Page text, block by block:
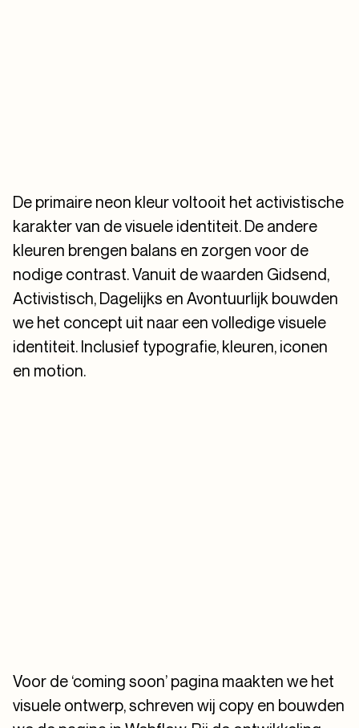
De primaire neon kleur voltooit het activistische
karakter van de visuele identiteit. De andere
kleuren brengen balans en zorgen voor de
nodige contrast. Vanuit de waarden Gidsend,
Activistisch, Dagelijks en Avontuurlijk bouwden
we het concept uit naar een volledige visuele
identiteit. Inclusief typografie, kleuren, iconen
en motion.
Voor de ‘coming soon’ pagina maakten we het
visuele ontwerp, schreven wij copy en bouwden